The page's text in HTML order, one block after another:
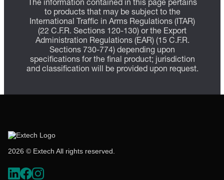
The information contained in this page pertains
to products that may be subject to the
International Traffic in Arms Regulations (ITAR)
(22 C.F.R. Sections 120-130) or the Export
Administration Regulations (EAR) (15 C.F.R.
Sections 730-774) depending upon
specifications for the final product; jurisdiction
and classification will be provided upon request.
2026 © Extech All rights reserved.